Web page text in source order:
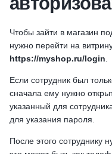
Чтобы зайти в магазин
нужно перейти на
https://myshop.ru/login.
Если сотрудник был
сначала ему нужно
указанный для
для указания пароля.
После этого сотруднику